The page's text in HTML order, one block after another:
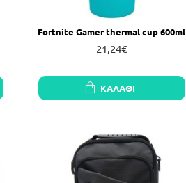
Fortnite Gamer thermal cup 600ml
21,24€
ΚΑΛΆΘΙ